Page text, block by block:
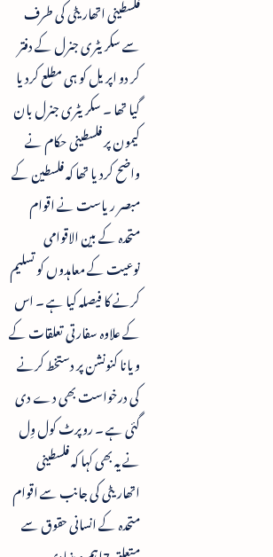
فلسطینی اتھاریٹی کی طرف
سے سکریٹری جنرل کے دفتر
کر دو اپریل کو ہی مطلع کردیا
گیا تھا ۔ سکریٹری جنرل بان
کیمون پر فلسطینی حکام نے
واضح کردیا تھا کہ فلسطین کے
مبصر ریاست نے اقوام
متحدہ کے بین الاقوامی
نوعیت کے معاہدوں کو تسلیم
کرنے کا فیصلہ کیا ہے ۔ اس
کے علاوہ سفارتی تعلقات کے
ویانا کنونشن پر دستخط کرنے
کی درخواست بھی دے دی
گئی ہے ۔ روپرٹ کول وِل
نے یہ بھی کہا کہ فلسطینی
اتھاریٹی کی جانب سے اقوام
متحدہ کے انسانی حقوق سے